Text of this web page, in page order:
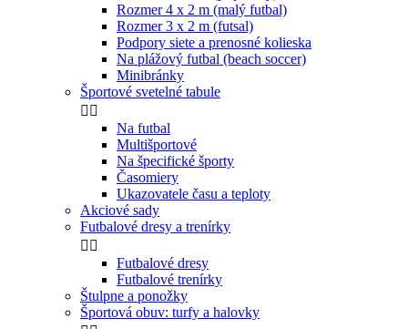
Rozmer 4 x 2 m (malý futbal)
Rozmer 3 x 2 m (futsal)
Podpory siete a prenosné kolieska
Na plážový futbal (beach soccer)
Minibránky
Športové svetelné tabule
 
Na futbal
Multišportové
Na špecifické športy
Časomiery
Ukazovatele času a teploty
Akciové sady
Futbalové dresy a trenírky
 
Futbalové dresy
Futbalové trenírky
Štulpne a ponožky
Športová obuv: turfy a halovky